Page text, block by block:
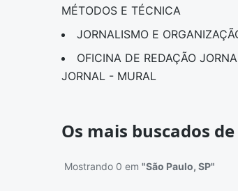
MÉTODOS E TÉCNICA
JORNALISMO E
OFICINA DE REDAÇÃO
JORNAL - MURAL
Os mais buscados
Mostrando 0 em "São Paulo, SP"